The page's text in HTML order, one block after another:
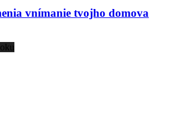
vnímanie tvojho domova